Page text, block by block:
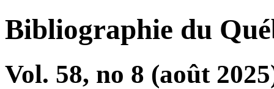
Bibliographie du
Vol. 58, no 8 (août